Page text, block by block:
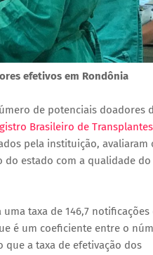
efetivos em Rondônia
de potenciais doadores
Brasileiro de
pela instituição, avaliaram
do estado com a qualidade do
taxa de 146,7 notificações
é um coeficiente entre o
a taxa de efetivação dos